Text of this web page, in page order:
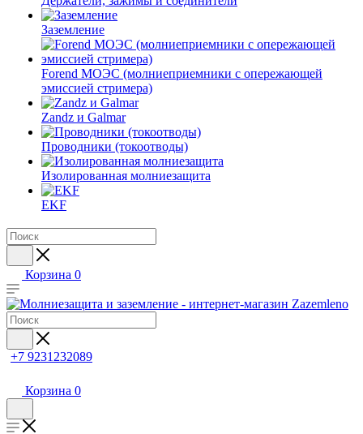
Заземление
Forend МОЭС (молниеприемники с опережающей
эмиссией стримера)
Zandz и Galmar
Проводники (токоотводы)
Изолированная молниезащита
EKF
Корзина 0
+7 9231232089
Корзина 0